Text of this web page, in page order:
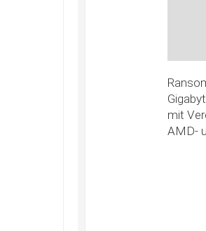
mit
AMD-